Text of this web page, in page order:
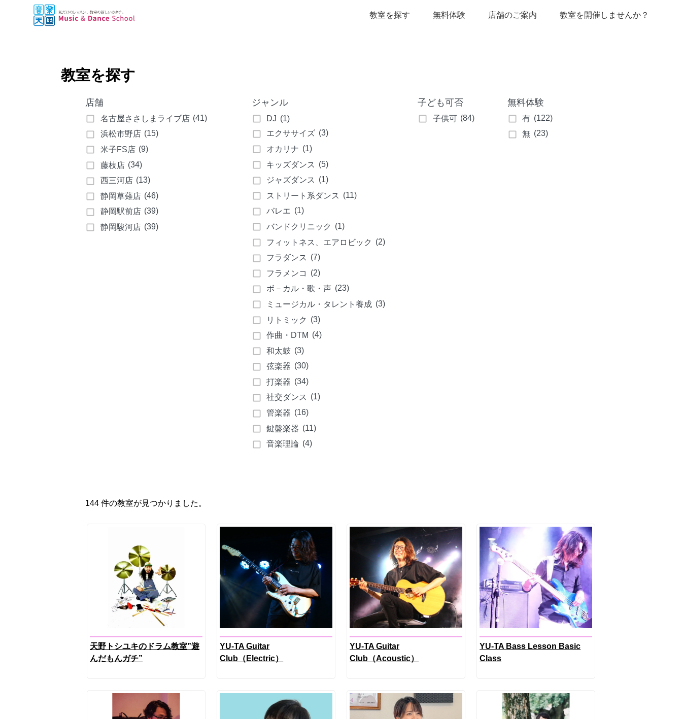
教室を探す 無料体験 店舗のご案内 教室を開催しませんか？
教室を探す
店舗
名古屋ささしまライブ店 (41)
浜松市野店 (15)
米子FS店 (9)
藤枝店 (34)
西三河店 (13)
静岡草薙店 (46)
静岡駅前店 (39)
静岡駿河店 (39)
ジャンル
DJ (1)
エクササイズ (3)
オカリナ (1)
キッズダンス
(5)
ジャズダンス
(1)
ストリート系ダンス
(11)
バレエ (1)
バンドクリニック
(1)
フィットネス、エアロビック
(2)
フラダンス
(7)
フラメンコ
(2)
ボ－カル・歌・声 (23)
ミュージカル・タレント養成 (3)
リトミック
(3)
作曲・DTM (4)
和太鼓 (3)
弦楽器 (30)
打楽器 (34)
社交ダンス (1)
管楽器 (16)
鍵盤楽器 (11)
音楽理論 (4)
子ども可否
子供可 (84)
無料体験
有 (122)
無 (23)
144 件の教室が見つかりました。
天野トシユキのドラム教室”遊
んだもんガチ”
YU-TA Guitar
Club（Electric）
YU-TA Guitar
Club（Acoustic）
YU-TA Bass Lesson Basic
Class